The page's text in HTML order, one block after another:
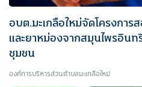
อบต.มะเกลือใหม่จัดโครงการ
และยาหม่องจากสมุนไพรอิน
ชุมชน
องค์การบริหารส่วนตําบลมะเกลือใหม่